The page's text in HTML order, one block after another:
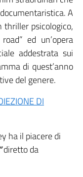
A
psicologico,
ed un’opera
addestrata sui
di quest’anno
del genere.
DI
ha il piacere di
diretto da